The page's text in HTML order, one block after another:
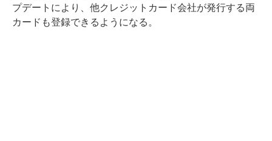
プデートにより、他クレジットカード会社が発行する両
カードも登録できるようになる。